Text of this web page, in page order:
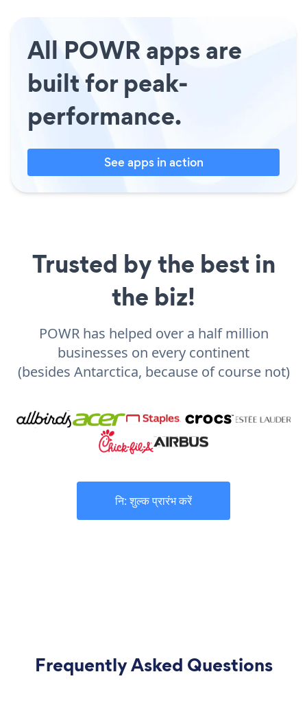
All POWR apps are
built for peak-
performance.
See apps in action
Trusted by the best in
the biz!
POWR has helped over a half million
businesses on every continent
(besides Antarctica, because of course not)
नि: शुल्क प्रारंभ करें
Frequently Asked Questions